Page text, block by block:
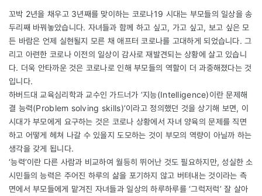
꼬박 2년을 채우고 3년째를 맞이하는 코로나19 시대는 부모들의 일상을 송
두리째 바꿔놓았습니다. 자녀들과 함께 하고 싶고, 가고 싶고, 보고 싶은 모
든 바람은 언제 실현될지 모른 채 애프터 코로나를 고대하게 되었습니다. 그
리고 아련한 코로나 이전의 일상이 감사로 재발견되는 상황에 살고 있습니
다. 더욱 안타까운 것은 코로나로 인해 부모들의 역할이 더 과중해졌다는 것
입니다.
하버드대 교육심리학과 교수인 가드너가 ‘지능(Intelligence)이란 문제해
결 능력(Problem solving skills)’이라고 정의했던 것을 상기해 보면, 이
시대가 부모에게 요구하는 것은 코로나 상황에서 자녀 양육의 문제를 직면
하고 어떻게 헤쳐 나갈 수 있을지 도모하는 것이 부모의 역량이 아닐까 하는
생각을 갖게 됩니다.
‘능력’이란 다른 사람과 비교하여 월등히 뛰어난 것도 필요하지만, 성실한 소
시민들의 능력은 주어진 하루의 삶을 포기하지 않고 버텨내는 것이라는 측
면에서 부모들에게 맡겨진 자녀들과 일상의 하루하루를 ‘그럭저럭’ 잘 살아